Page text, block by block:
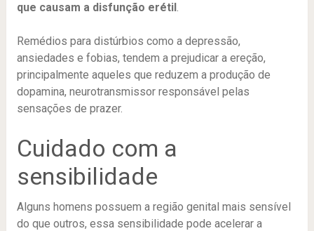
que causam a disfunção erétil.
Remédios para distúrbios como a depressão,
ansiedades e fobias, tendem a prejudicar a ereção,
principalmente aqueles que reduzem a produção de
dopamina, neurotransmissor responsável pelas
sensações de prazer.
Cuidado com a
sensibilidade
Alguns homens possuem a região genital mais sensível
do que outros, essa sensibilidade pode acelerar a